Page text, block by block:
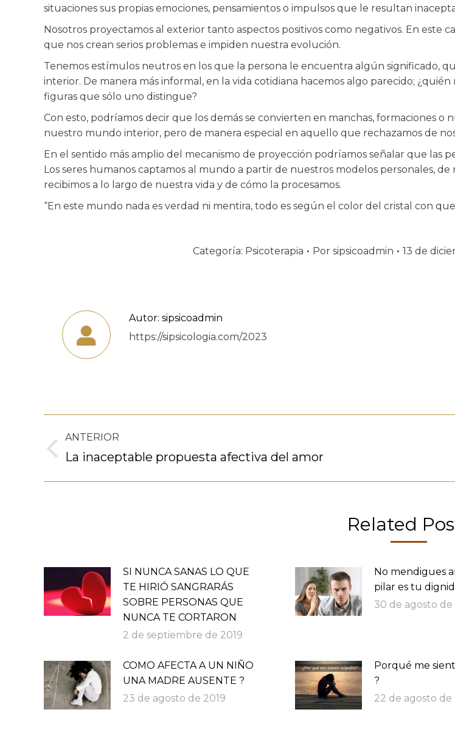
situaciones sus propias emociones, pensamientos o impulsos que le resultan
Nosotros proyectamos al exterior tanto aspectos positivos como negativos. En este
que nos crean serios problemas e impiden nuestra evolución.
Tenemos estímulos neutros en los que la persona le encuentra algún significado,
interior. De manera más informal, en la vida cotidiana hacemos algo parecido;
figuras que sólo uno distingue?
Con esto, podríamos decir que los demás se convierten en manchas, formaciones o
nuestro mundo interior, pero de manera especial en aquello que rechazamos de
En el sentido más amplio del mecanismo de proyección podríamos señalar que las
Los seres humanos captamos al mundo a partir de nuestros modelos personales,
recibimos a lo largo de nuestra vida y de cómo la procesamos.
“En este mundo nada es verdad ni mentira, todo es según el color del cristal con que
Categoría: Psicoterapia Por sipsicoadmin 13 de
Autor: sipsicoadmin
https://sipsicologia.com/2023
Navegación
entre
publicaciones
ANTERIOR
Publicación
La inaceptable propuesta afectiva del amor
Related
SI NUNCA SANAS LO QUE
TE HIRIÓ SANGRARÁS
SOBRE PERSONAS QUE
NUNCA TE CORTARON
2 de septiembre de 2019
No mendigues
pilar es tu
30 de agosto de
COMO AFECTA A UN NIÑO
UNA MADRE AUSENTE ?
23 de agosto de 2019
Porqué me
?
22 de agosto de